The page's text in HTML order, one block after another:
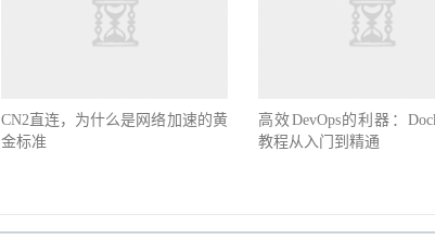
CN2直连，为什么是网络加速的黄
金标准
高效DevOps的利器：
教程从入门到精通